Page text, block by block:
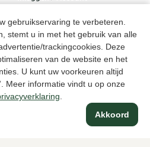
gebruikservaring te verbeteren.
stemt u in met het gebruik van alle
trackingcookies. Deze
van de website en het
U kunt uw voorkeuren altijd
Meer informatie vindt u op onze
Akkoord